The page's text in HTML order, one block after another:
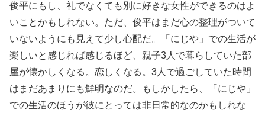
俊平にもし、礼でなくても別に好きな女性ができるのはよ
いことかもしれない。ただ、俊平はまだ心の整理がついて
いないようにも見えて少し心配だ。「にじや」での生活が
楽しいと感じれば感じるほど、親子3人で暮らしていた部
屋が懐かしくなる。恋しくなる。3人で過ごしていた時間
はまだあまりにも鮮明なのだ。もしかしたら、「にじや」
での生活のほうが彼にとっては非日常的なのかもしれな